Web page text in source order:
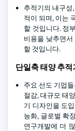
추적기의 내구성
적이 되며, 이는
할 것입니다. 정
비용을 낮추면
할 것입니다.
단일축 태양 추
주요 선도 기업
절감, 대규모 태
기 디자인을 도
능화, 글로벌 확
연구개발에 더